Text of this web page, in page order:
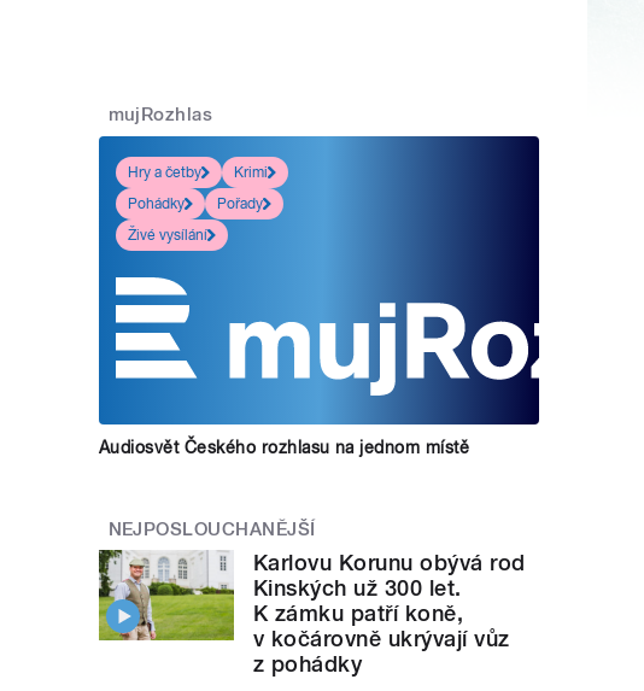
mujRozhlas
Hry a četby
Krimi
Pohádky
Pořady
Živé vysílání
Audiosvět Českého rozhlasu na jednom místě
NEJPOSLOUCHANĚJŠÍ
Karlovu Korunu obývá rod
Kinských už 300 let.
K zámku patří koně,
v kočárovně ukrývají vůz
z pohádky